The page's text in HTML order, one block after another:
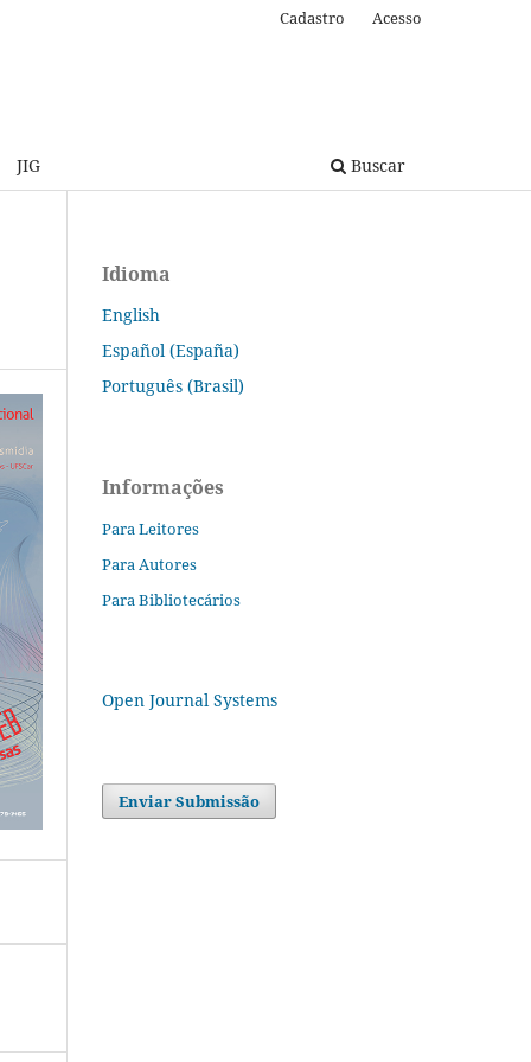
JIG Buscar
Cadastro Acesso
Idioma
English
Español (España)
Português (Brasil)
Informações
Para Leitores
Para Autores
Para Bibliotecários
Open Journal Systems
Enviar Submissão